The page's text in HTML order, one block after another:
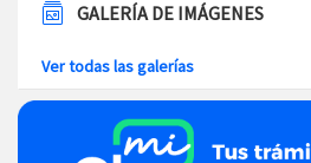
GALERÍA DE IMÁGENES
Ver todas las galerías